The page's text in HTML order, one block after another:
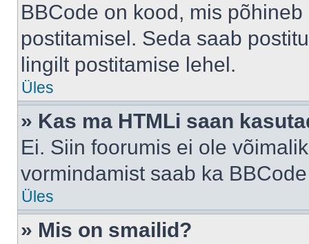
BBCode on kood, mis
postitamisel. Seda saab
lingilt postitamise lehel.
Üles
» Kas ma HTMLi saan
Ei. Siin foorumis ei ole
vormindamist saab ka
Üles
» Mis on smailid?